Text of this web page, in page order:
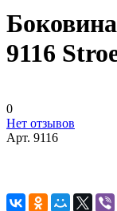
9116
0
Нет отзывов
Арт. 9116